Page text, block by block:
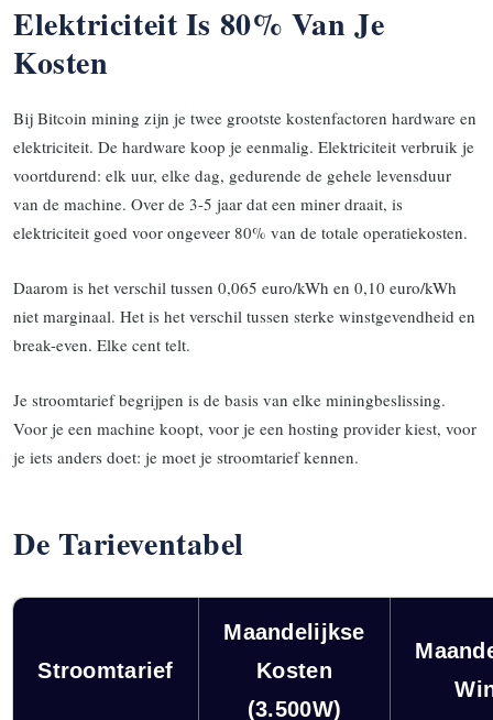
Elektriciteit Is 80% Van Je
Kosten
Bij Bitcoin mining zijn je twee grootste kostenfactoren hardware en
elektriciteit. De hardware koop je eenmalig. Elektriciteit verbruik je
voortdurend: elk uur, elke dag, gedurende de gehele levensduur
van de machine. Over de 3-5 jaar dat een miner draait, is
elektriciteit goed voor ongeveer 80% van de totale operatiekosten.
Daarom is het verschil tussen 0,065 euro/kWh en 0,10 euro/kWh
niet marginaal. Het is het verschil tussen sterke winstgevendheid en
break-even. Elke cent telt.
Je stroomtarief begrijpen is de basis van elke miningbeslissing.
Voor je een machine koopt, voor je een hosting provider kiest, voor
je iets anders doet: je moet je stroomtarief kennen.
De Tarieventabel
Stroomtarief
Maandelijkse
Kosten
(3.500W)